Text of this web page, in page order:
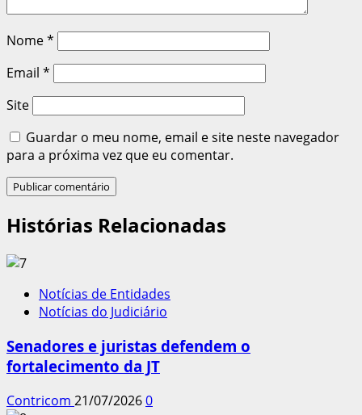
Nome*
Email *
Site
Guardar o meu nome, email e site neste navegador
para a próxima vez que eu comentar.
Histórias Relacionadas
Notícias de Entidades
Notícias do Judiciário
Senadores e juristas defendem o
fortalecimento da JT
Contricom 21/07/20260